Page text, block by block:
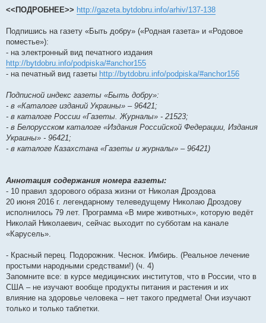
<<ПОДРОБНЕЕ>> http://gazeta.bytdobru.info/arhiv/137-138
Подпишись на газету «Быть добру» («Родная газета» и «Родовое
поместье»):
- на электронный вид печатного издания
http://bytdobru.info/podpiska/#anchor155
- на печатный вид газеты http://bytdobru.info/podpiska/#anchor156
Подписной индекс газеты «Быть добру»:
- в «Каталоге изданий Украины» – 96421;
- в каталоге России «Газеты. Журналы» - 21523;
- в Белорусском каталоге «Издания Российской Федерации, Издания
Украины» - 96421;
- в каталоге Казахстана «Газеты и журналы» – 96421)
Аннотация содержания номера газеты:
- 10 правил здорового образа жизни от Николая Дроздова
20 июня 2016 г. легендарному телеведущему Николаю Дроздову
исполнилось 79 лет. Программа «В мире животных», которую ведёт
Николай Николаевич, сейчас выходит по субботам на канале
«Карусель».
- Красный перец. Подорожник. Чеснок. Имбирь. (Реальное лечение
простыми народными средствами!) (ч. 4)
Запомните все: в курсе медицинских институтов, что в России, что в
США – не изучают вообще продукты питания и растения и их
влияние на здоровье человека – нет такого предмета! Они изучают
только и только таблетки.